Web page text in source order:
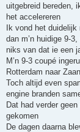
c
h
uitgebreid bereden,
het accelereren
Ik vond het duidelijk
dan m’n huidige 9-
niks van dat ie een
M’n 9-3 coupé
Rotterdam naar
Toch altijd even
engine branden
Dat had verder
gekomen
De dagen daarna